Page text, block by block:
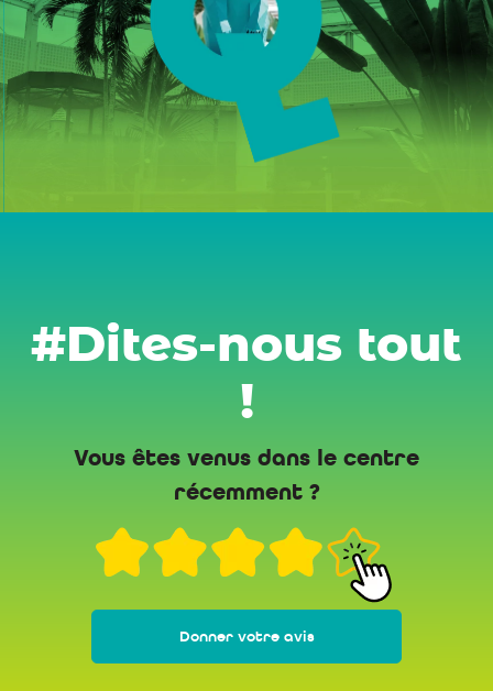
#Dites-nous tout
!
Vous êtes venus dans le centre
récemment ?
Donner votre avis